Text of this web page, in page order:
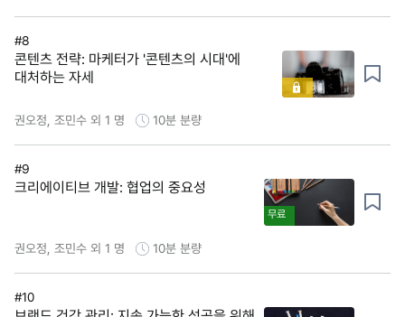
#8
콘텐츠 전략: 마케터가 '콘텐츠의 시대'에
대처하는 자세
권오정, 조민수 외 1 명 10분 분량
#9
크리에이티브 개발: 협업의 중요성
무료
권오정, 조민수 외 1 명 10분 분량
#10